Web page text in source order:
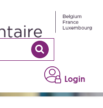
Login